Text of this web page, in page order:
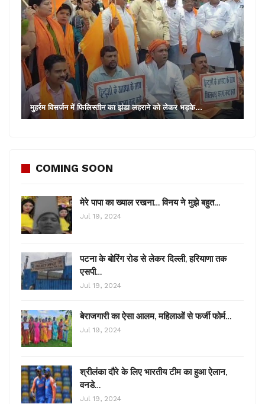
मुहर्रम विसर्जन में फिलिस्तीन का झंडा लहराने को लेकर भड़के…
COMING SOON
मेरे पापा का ख्याल रखना… विनय ने मुझे बहुत…
Jul 19, 2024
पटना के बोरिंग रोड से लेकर दिल्ली, हरियाणा तक
एसपी…
Jul 19, 2024
बेराजगारी का ऐसा आलम, महिलाओं से फर्जी फोर्म…
Jul 19, 2024
श्रीलंका दौरे के लिए भारतीय टीम का हुआ ऐलान,
वनडे…
Jul 19, 2024